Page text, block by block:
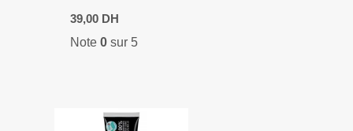
39,00 DH
Note 0sur 5